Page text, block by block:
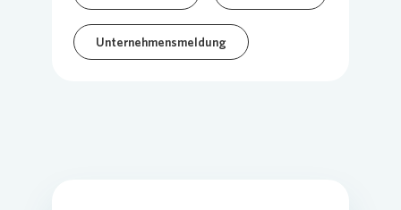
Unternehmensmeldung